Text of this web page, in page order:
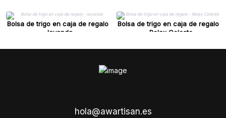
Bolsa de trigo en caja de regalo
- lavanda
Bolsa de trigo en caja de regalo
- Relax Celeste
hola@awartisan.es